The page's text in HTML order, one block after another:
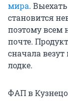
мира.
становится
поэтому всем
почте.
сначала везут
лодке.
ФАП в